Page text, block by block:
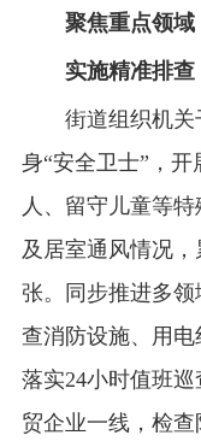
聚焦重点领域
实施精准排查
街道组织机
身“安全卫士”，
人、留守儿童等
及居室通风情况
张。同步推进多
查消防设施、用
落实24小时值班
贸企业一线，检